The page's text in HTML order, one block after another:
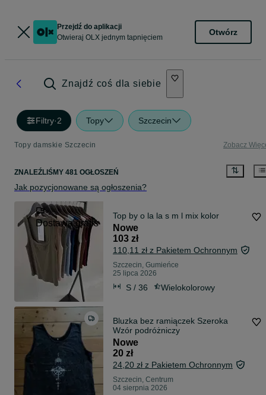
Przejdź do aplikacji
Otwieraj OLX jednym tapnięciem
Otwórz
Znajdź coś dla siebie
Filtry·2 Topy Szczecin
Topy damskie Szczecin Zobacz
ZNALEŹLIŚMY 481 OGŁOSZEŃ
Jak pozycjonowane są ogłoszenia?
Dostawa gratis
Top by o la la s m l mix kolor
Nowe
103 zł
110,11 zł z Pakietem Ochronnym
Szczecin, Gumieńce
25 lipca 2026
S / 36 Wielokolorowy
Bluzka bez ramiączek Szeroka
Wzór podróżniczy
Nowe
20 zł
24,20 zł z Pakietem Ochronnym
Szczecin, Centrum
04 sierpnia 2026